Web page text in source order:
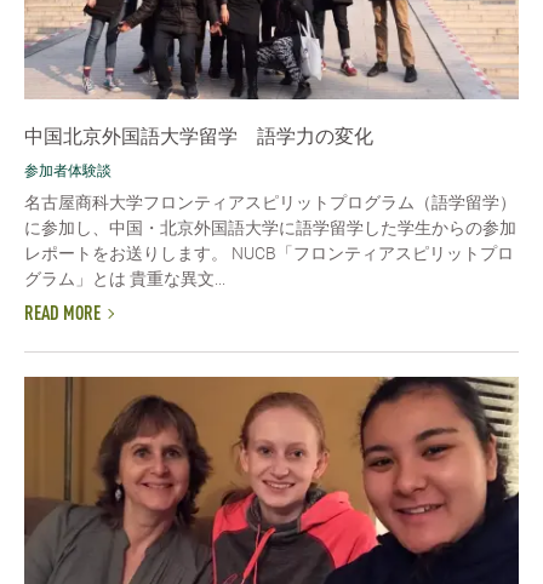
中国北京外国語大学留学 語学力の変化
参加者体験談
名古屋商科大学フロンティアスピリットプログラム（語学留学）
に参加し、中国・北京外国語大学に語学留学した学生からの参加
レポートをお送りします。 NUCB「フロンティアスピリットプロ
グラム」とは 貴重な異文...
READ MORE